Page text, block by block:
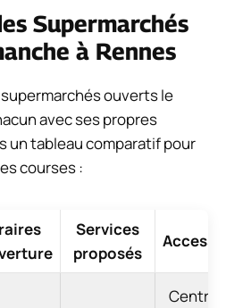
Supermarchés
à Rennes
ouverts le
avec ses propres
un tableau comparatif pour
courses :
Services
proposés
Centre-